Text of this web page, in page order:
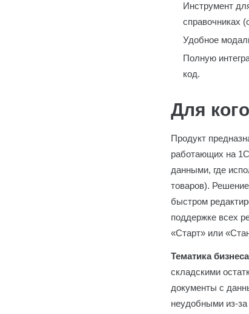
Инструмент
справочниках
Удобное
Полную
код.
Для
Продукт
работающих на
данными, где
товаров).
быстром
поддержке всех
«Старт» или
Тематика
складскими
документы с
неудобными из-